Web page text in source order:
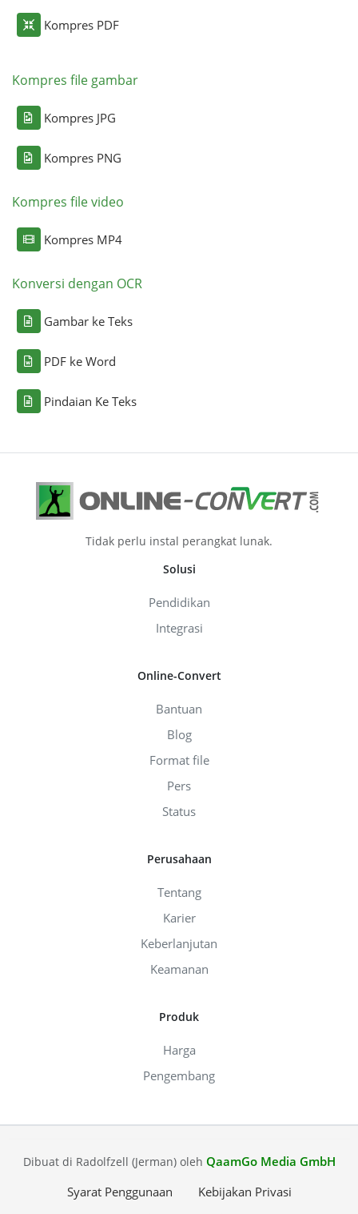
Kompres PDF
Kompres file gambar
Kompres JPG
Kompres PNG
Kompres file video
Kompres MP4
Konversi dengan OCR
Gambar ke Teks
PDF ke Word
Pindaian Ke Teks
Tidak perlu instal perangkat lunak.
Solusi
Pendidikan
Integrasi
Online-Convert
Bantuan
Blog
Format file
Pers
Status
Perusahaan
Tentang
Karier
Keberlanjutan
Keamanan
Produk
Harga
Pengembang
Dibuat di Radolfzell (Jerman) oleh QaamGo Media GmbH
Syarat Penggunaan
Kebijakan Privasi